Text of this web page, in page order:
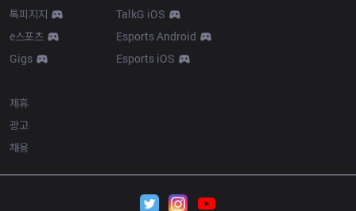
톡피지지
e스포츠
Gigs
TalkG iOS
Esports Android
Esports iOS
제휴
광고
채용